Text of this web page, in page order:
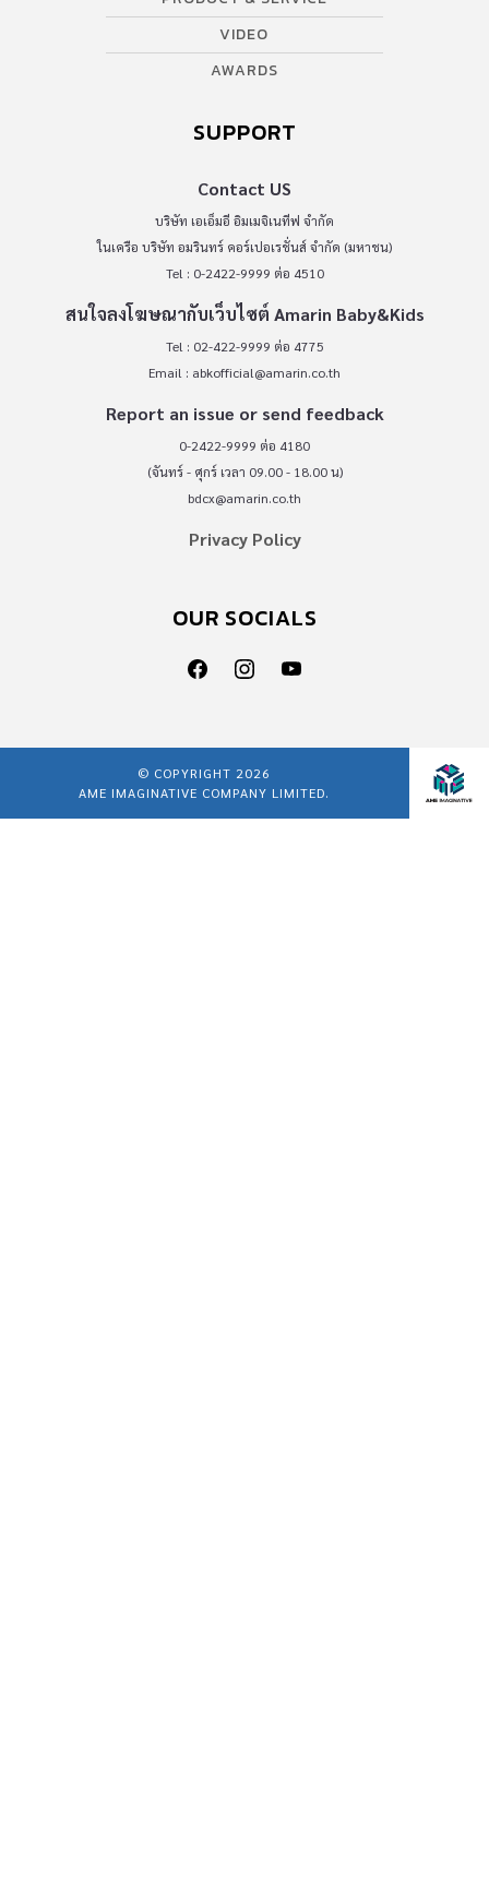
VIDEO
AWARDS
SUPPORT
Contact US
บริษัท เอเอ็มอี อิมเมจิเนทีฟ จำกัด
ในเครือ บริษัท อมรินทร์ คอร์เปอเรชั่นส์ จำกัด (มหาชน)
Tel : 0-2422-9999 ต่อ 4510
สนใจลงโฆษณากับเว็บไซต์ Amarin Baby&Kids
Tel : 02-422-9999 ต่อ 4775
Email : abkofficial@amarin.co.th
Report an issue or send feedback
0-2422-9999 ต่อ 4180
(จันทร์ - ศุกร์ เวลา 09.00 - 18.00 น)
bdcx@amarin.co.th
Privacy Policy
OUR SOCIALS
© COPYRIGHT 2026
AME IMAGINATIVE COMPANY LIMITED.